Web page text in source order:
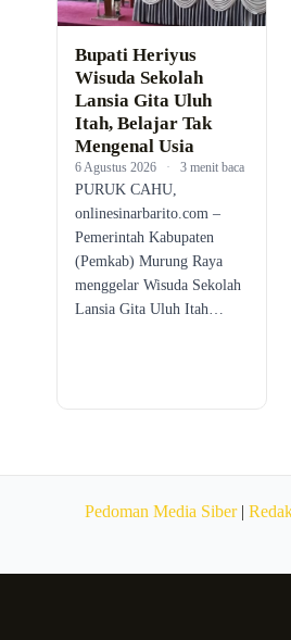
Bupati Heriyus
Wisuda Sekolah
Lansia Gita Uluh
Itah, Belajar Tak
Mengenal Usia
6 Agustus 2026 · 3 menit baca
PURUK CAHU,
onlinesinarbarito.com –
Pemerintah Kabupaten
(Pemkab) Murung Raya
menggelar Wisuda Sekolah
Lansia Gita Uluh Itah…
Pedoman Media Siber|